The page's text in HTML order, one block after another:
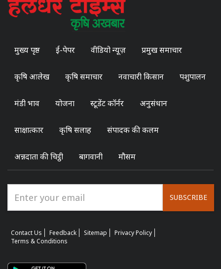
मुख्य पृष्ठ ई-पेपर वीडियो न्यूज़ प्रमुख समाचार
कृषि आलेख कृषि समाचार नवाचारी किसान पशुपालन
मंडी भाव योजना स्टूडेंट कॉर्नर अनुसंधान
साक्षात्कार कृषि सलाह संपादक की कलम
अन्नदाता की चिट्ठी बागवानी मौसम
SUBSCRIBE
Contact Us Feedback Sitemap
Privacy Policy
Terms & Conditions